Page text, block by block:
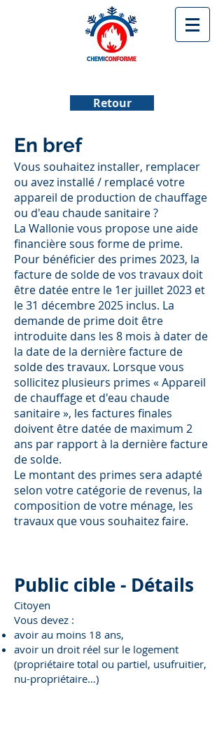
Retour
En bref
Vous souhaitez installer, remplacer
ou avez installé / remplacé votre
appareil de production de chauffage
ou d'eau chaude sanitaire ?
La Wallonie vous propose une aide
financière sous forme de prime.
Pour bénéficier des primes 2023, la
facture de solde de vos travaux doit
être datée entre le 1er juillet 2023 et
le 31 décembre 2025 inclus. La
demande de prime doit être
introduite dans les 8 mois à dater de
la date de la dernière facture de
solde des travaux. Lorsque vous
sollicitez plusieurs primes « Appareil
de chauffage et d'eau chaude
sanitaire », les factures finales
doivent être datée de maximum 2
ans par rapport à la dernière facture
de solde.
Le montant des primes sera adapté
selon votre catégorie de revenus, la
composition de votre ménage, les
travaux que vous souhaitez faire.
Public cible - Détails
Citoyen
Vous devez :
avoir au moins 18 ans,
avoir un droit réel sur le logement
(propriétaire total ou partiel, usufruitier,
nu-propriétaire…)